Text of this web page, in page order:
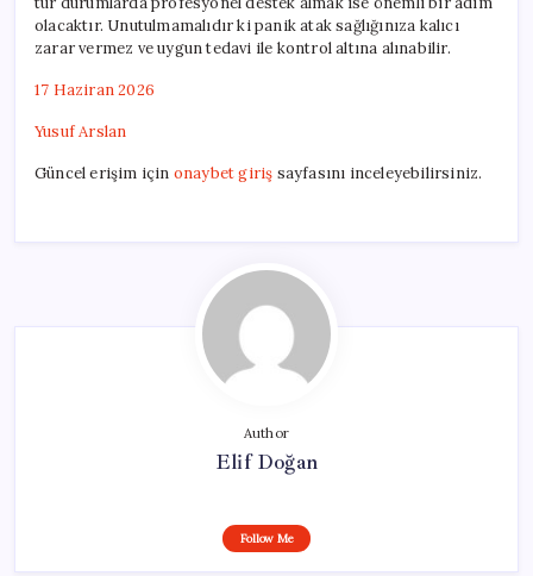
olacaktır. Unutulmamalıdır ki panik atak sağlığınıza kalıcı
zarar vermez ve uygun tedavi ile kontrol altına alınabilir.
17 Haziran 2026
Yusuf Arslan
Güncel erişim için onaybet giriş sayfasını inceleyebilirsiniz.
Author
Elif Doğan
Follow Me